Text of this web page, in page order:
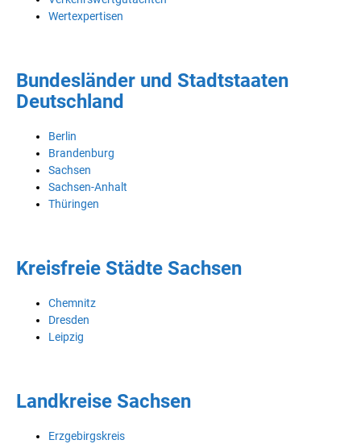
Wertexpertisen
Bundesländer und Stadtstaaten
Deutschland
Berlin
Brandenburg
Sachsen
Sachsen-Anhalt
Thüringen
Kreisfreie Städte Sachsen
Chemnitz
Dresden
Leipzig
Landkreise Sachsen
Erzgebirgskreis